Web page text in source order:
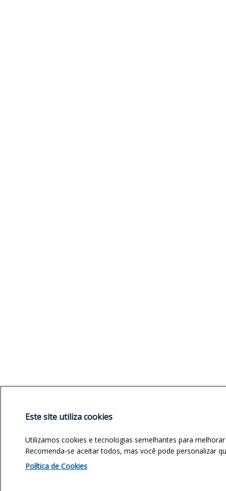
Este site utiliza cookies
Utilizamos cookies e tecnologias semelhantes para
Recomenda-se aceitar todos, mas você pode personalizar
Política de Cookies